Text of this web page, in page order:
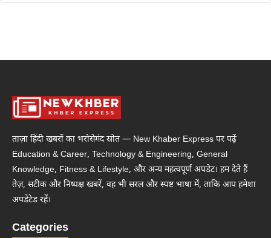
ताज़ा हिंदी खबरों का भरोसेमंद स्रोत — New Khaber Express पर पढ़ें
Education & Career, Technology & Engineering, General
Knowledge, Fitness & Lifestyle, और अन्य महत्वपूर्ण अपडेट। हम देते हैं
तेज़, सटीक और निष्पक्ष खबरें, वह भी सरल और स्पष्ट भाषा में, ताकि आप हमेशा
अपडेटेड रहें।
Categories